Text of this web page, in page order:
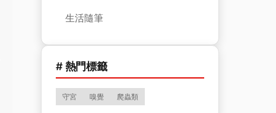
生活隨筆
# 熱門標籤
守宮 嗅覺 爬蟲類